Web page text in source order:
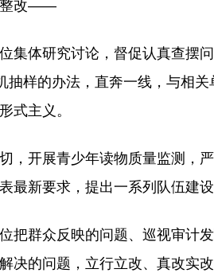
整改——
集体研究讨论，督促认真查摆
抽样的办法，直奔一线，与相
式主义。
，开展青少年读物质量监测，
最新要求，提出一系列队伍
把群众反映的问题、巡视审计
决的问题，立行立改、真改实